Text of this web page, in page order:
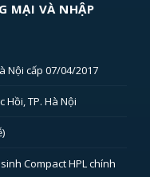
MẠI VÀ NHẬP
Nội cấp 07/04/2017
Hồi, TP. Hà Nội
Compact HPL chính